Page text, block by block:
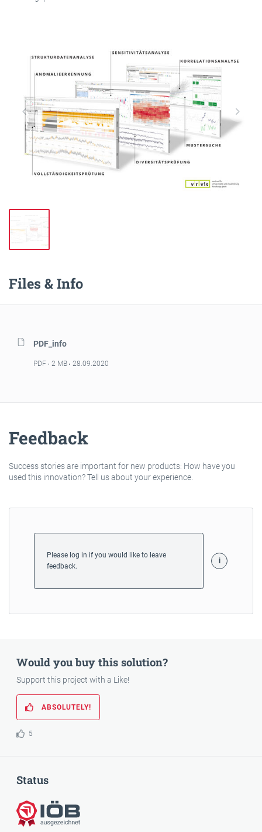
Files & Info
PDF_info
PDF 2 MB 28.09.2020
Feedback
Success stories are important for new products: How have you
used this innovation? Tell us about your experience.
Please log in if you would like to leave
feedback.
Would you buy this solution?
Support this project with a Like!
ABSOLUTELY!
5
Status
Awarded